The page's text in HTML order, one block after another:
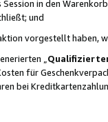
in den
und
vorgestellt haben,
„
für
bei